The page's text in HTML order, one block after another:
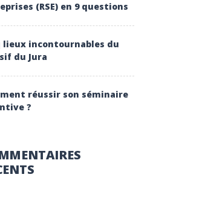
(RSE) en 9 questions
lieux incontournables du
du Jura
réussir son séminaire
?